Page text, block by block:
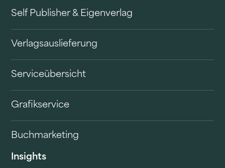
Self Publisher & Eigenverlag
Verlagsauslieferung
Serviceübersicht
Grafikservice
Buchmarketing
Insights